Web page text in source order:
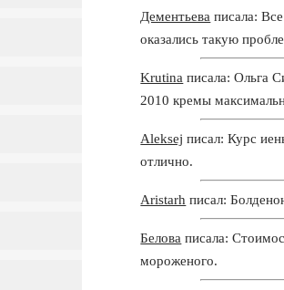
Дементьева писала:
оказались такую
Krutina писала: Ольга
2010 кремы
Aleksej писал: Курс
отлично.
Aristarh писал:
Белова писала:
мороженого.